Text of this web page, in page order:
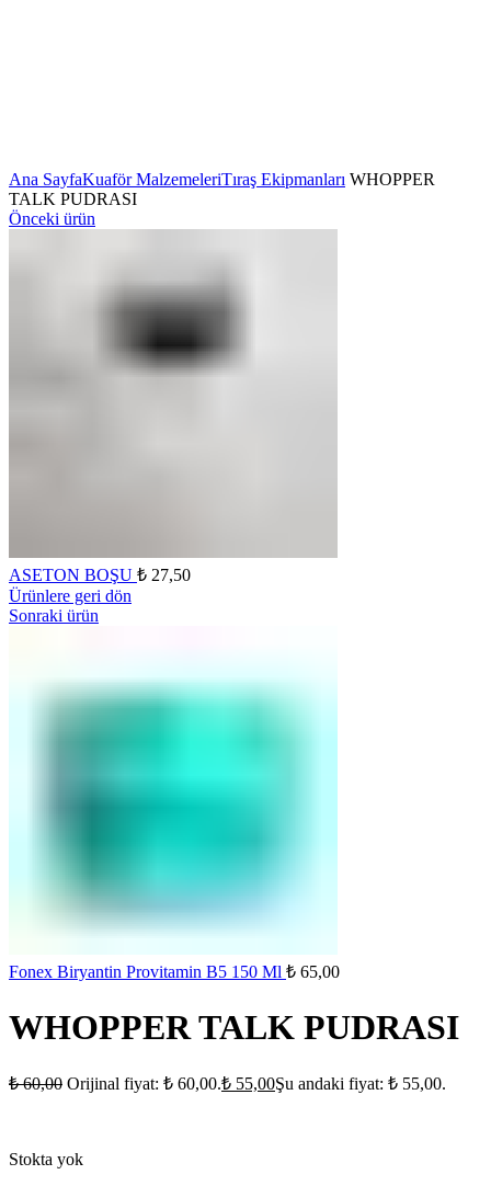
Ana SayfaKuaför MalzemeleriTıraş Ekipmanları WHOPPER
TALK PUDRASI
Önceki ürün
ASETON BOŞU ₺ 27,50
Ürünlere geri dön
Sonraki ürün
Fonex Biryantin Provitamin B5 150 Ml ₺ 65,00
WHOPPER TALK PUDRASI
₺60,00 Orijinal fiyat: ₺ 60,00.₺ 55,00Şu andaki fiyat: ₺ 55,00.
Stokta yok